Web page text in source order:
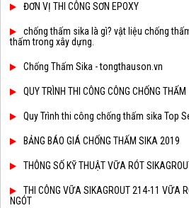
ĐƠN VỊ THI CÔNG SƠN EPOXY
chống thấm sika là gì? vật liệu chống
thấm trong xây dựng.
Chống Thấm Sika - tongthauson.vn
QUY TRÌNH THI CÔNG CÔNG CHỐNG THẤM
Quy Trình thi công chống thấm sika Top
BẢNG BÁO GIÁ CHỐNG THẤM SIKA 2019
THÔNG SỐ KỸ THUẬT VỮA RÓT
THI CÔNG VỮA SIKAGROUT 214-11 VỮA
NGÓT